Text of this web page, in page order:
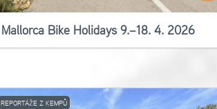
Mallorca Bike Holidays 9.–18. 4. 2026
REPORTÁŽE Z KEMPŮ